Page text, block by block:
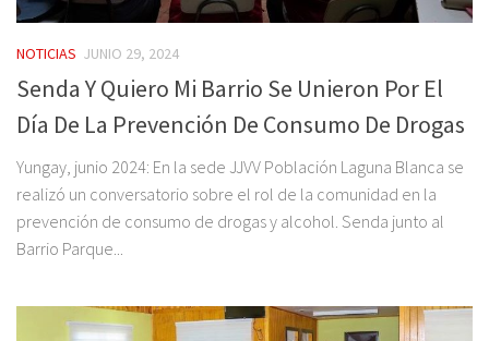
NOTICIAS JUNIO 29, 2024
Senda Y Quiero Mi Barrio Se Unieron Por El
Día De La Prevención De Consumo De Drogas
Yungay, junio 2024: En la sede JJVV Población Laguna Blanca se
realizó un conversatorio sobre el rol de la comunidad en la
prevención de consumo de drogas y alcohol. Senda junto al
Barrio Parque...